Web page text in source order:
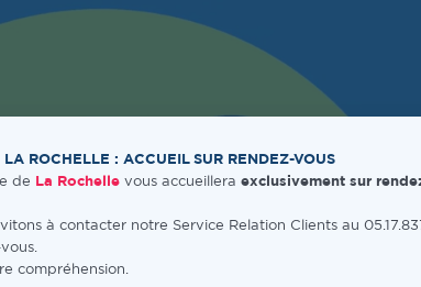
ROCHELLE : ACCUEIL SUR RENDEZ-VOUS
de
La Rochelle vous accueillera exclusivement sur
à contacter notre Service Relation Clients au
compréhension.